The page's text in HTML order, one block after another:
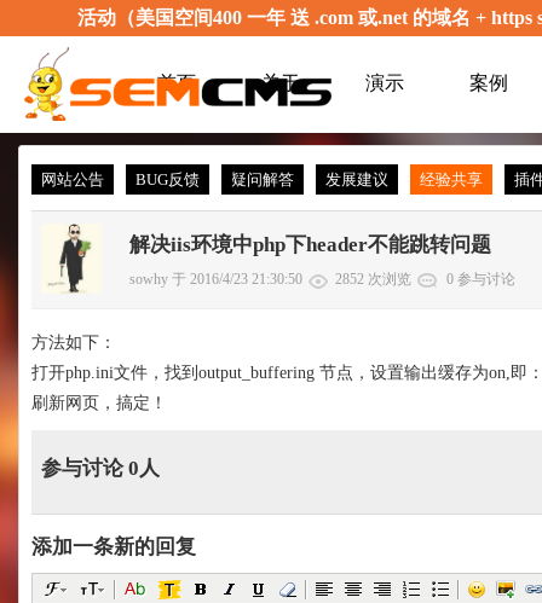
活动（美国空间400 一年 送 .com 或.net 的域名 +
首页 关于 演示 案例
网站公告 BUG反馈 疑问解答 发展建议 经验共享 插
解决iis环境中php下header不能跳转问题
sowhy 于 2016/4/23 21:30:50 2852 次浏览 0 参与讨论
方法如下：
打开php.ini文件，找到output_buffering 节点，设置输出缓存为on,即
刷新网页，搞定！
参与讨论 0人
添加一条新的回复